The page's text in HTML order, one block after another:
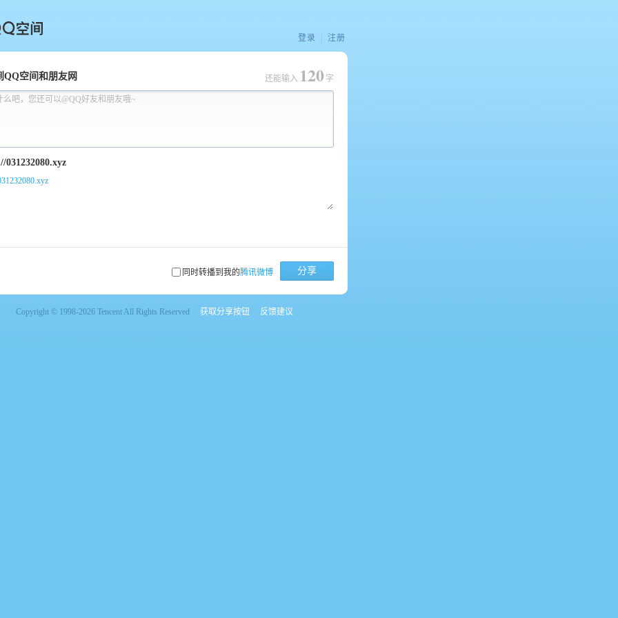
间
登录 注册
QQ空间和朋友网
么吧，您还可以@QQ好友和朋友哦~
还能输入 120 字
同时转播到我的腾讯微博 分享
Copyright © 1998-2026 Tencent All Rights Reserved 获取分享按钮 反馈建议